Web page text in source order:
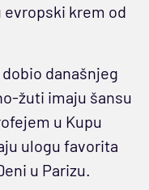
krem od
današnjeg
žuti imaju šansu
u Kupu
ulogu favorita
u Parizu.